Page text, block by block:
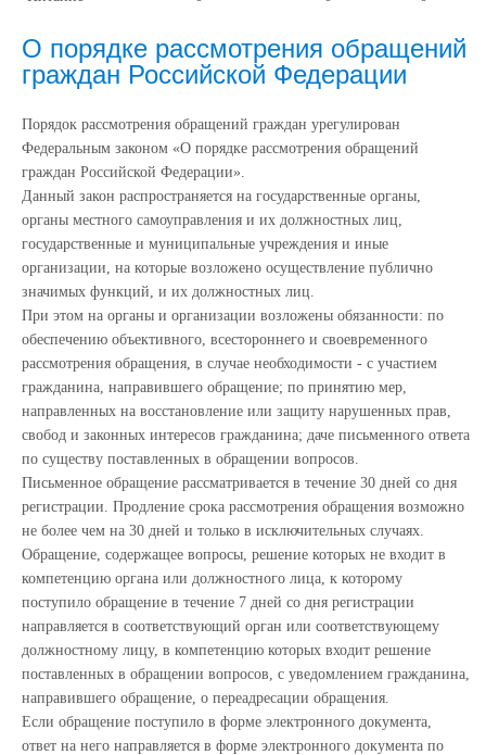
О порядке рассмотрения обращений
граждан Российской Федерации
Порядок рассмотрения обращений граждан урегулирован
Федеральным законом «О порядке рассмотрения обращений
граждан Российской Федерации».
Данный закон распространяется на государственные органы,
органы местного самоуправления и их должностных лиц,
государственные и муниципальные учреждения и иные
организации, на которые возложено осуществление публично
значимых функций, и их должностных лиц.
При этом на органы и организации возложены обязанности: по
обеспечению объективного, всестороннего и своевременного
рассмотрения обращения, в случае необходимости - с участием
гражданина, направившего обращение; по принятию мер,
направленных на восстановление или защиту нарушенных прав,
свобод и законных интересов гражданина; даче письменного ответа
по существу поставленных в обращении вопросов.
Письменное обращение рассматривается в течение 30 дней со дня
регистрации. Продление срока рассмотрения обращения возможно
не более чем на 30 дней и только в исключительных случаях.
Обращение, содержащее вопросы, решение которых не входит в
компетенцию органа или должностного лица, к которому
поступило обращение в течение 7 дней со дня регистрации
направляется в соответствующий орган или соответствующему
должностному лицу, в компетенцию которых входит решение
поставленных в обращении вопросов, с уведомлением гражданина,
направившего обращение, о переадресации обращения.
Если обращение поступило в форме электронного документа,
ответ на него направляется в форме электронного документа по